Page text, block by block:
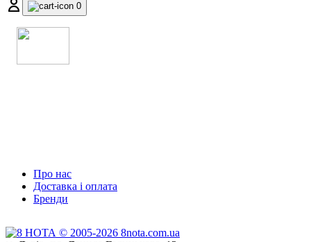
0
Про нас
Доставка і оплата
Бренди